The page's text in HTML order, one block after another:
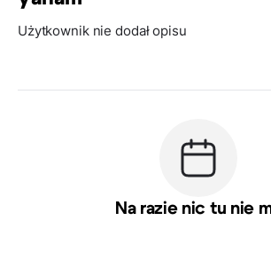
Użytkownik nie dodał opisu
Na razie nic tu nie